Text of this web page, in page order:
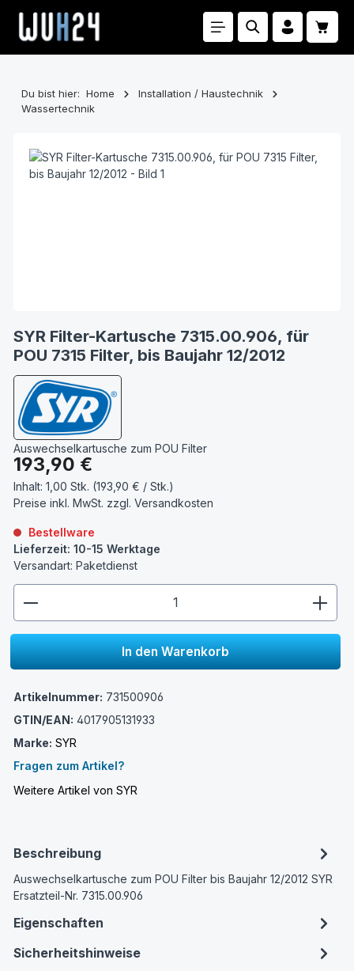
Zum Hauptinhalt springen
Du bist hier: Home
Installation / Haustechnik
Wassertechnik
SYR Filter-Kartusche 7315.00.906, für
POU 7315 Filter, bis Baujahr 12/2012
Auswechselkartusche zum POU Filter
Regulärer Preis:
193,90 €
Inhalt: 1,00 Stk. (193,90 € / Stk.)
Preise inkl. MwSt. zzgl. Versandkosten
Bestellware
Lieferzeit: 10-15 Werktage
Versandart: Paketdienst
In den Warenkorb
Artikelnummer: 731500906
GTIN/EAN: 4017905131933
Marke: SYR
Fragen zum Artikel?
Weitere Artikel von SYR
Beschreibung
Auswechselkartusche zum POU Filter bis Baujahr 12/2012 SYR
Ersatzteil-Nr. 7315.00.906
Eigenschaften
Sicherheitshinweise